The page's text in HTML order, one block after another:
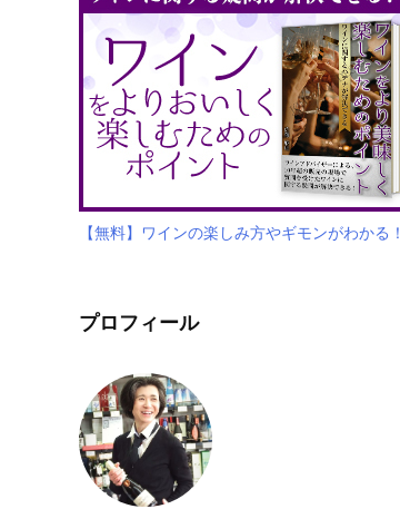
【無料】ワインの楽しみ方やギモンがわかる！
プロフィール